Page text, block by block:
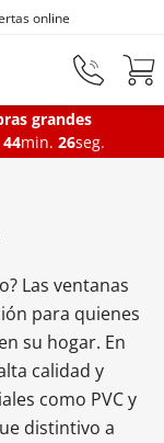
online
grandes
44min. 25seg.
Las ventanas
para quienes
su hogar. En
calidad y
como PVC y
distintivo a